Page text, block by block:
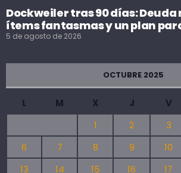
Dockweiler tras 90 días:
ítems fantasmas y un plan
5 de agosto de 2026
OCTUBRE 2025
L M X J V
1
2 3
6
7 8 9 10
13
14 15 16 17